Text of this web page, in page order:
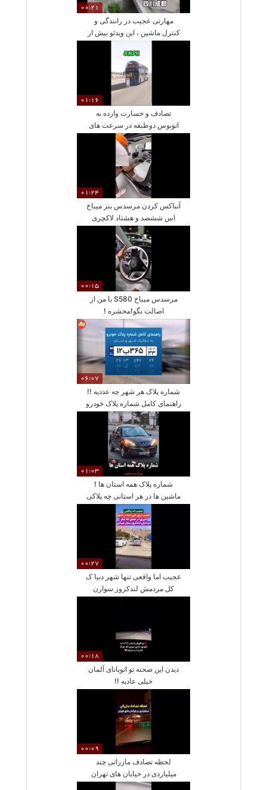
00:21
مهارتی عجیب در رانندگی و
کنترل ماشین ، این ویدئو بیش از
01:16
تصادف و خسارت وارده به
اتوبوس دوطبقه در سرعت های
مختلف ! حتما ببینین !
01:24
آنباکس کردن مرسدس بنز میباخ
اس ششصد و هشتاد لاکچری
ترین ماشین حال حاضر مرسدس
بنز
00:15
مرسدس میباخ S580 با من از
اصالت نگو!محشره !
06:07
شماره پلاک هر شهر چه عددیه !!
راهنمای کامل شماره پلاک خودرو
به تفکیک شهر و استان
01:03
شماره پلاک همه استان ها !
ماشین ها در هر استانی چه پلاکی
دارند ؟
00:27
عجیب اما واقعی تنها شهر دنیا ک
کل مردمش لندکروز سوارن
00:18
دیدن این صحنه تو اتوبانای آلمان
خیلی عادیه !!
00:09
لحظه تصادف مازراتی چند
میلیاردی در خیابان های تهران